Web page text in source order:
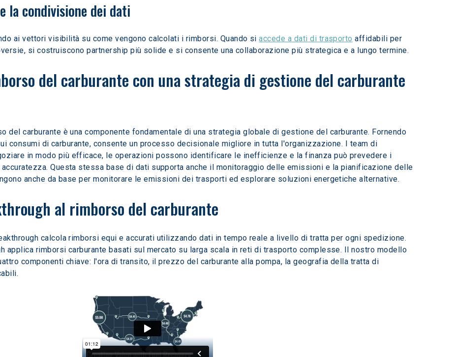
la condivisione dei dati
ai vettori visibilità su come vengono calcolati i rimborsi. Quando si accede a dati di trasporto affidabili per
si costruiscono partnership più solide e si consente una collaborazione più strategica e a lungo termine.
del carburante con una strategia di gestione del carburante
del carburante è una componente fondamentale di una strategia globale di gestione del carburante. Fornendo
consumi di carburante, consente un processo decisionale migliore in tutta l'organizzazione. I team di
in modo più efficace, le operazioni possono identificare le inefficienze e la finanza può prevedere i
Questa stessa base di dati supporta anche il monitoraggio delle emissioni e la pianificazione delle
anche da base per monitorare le emissioni dei trasporti ed esplorare soluzioni energetiche alternative.
al rimborso del carburante
calcola rimborsi equi e accurati utilizzando dati in tempo reale a livello di tratta per ogni spedizione.
applica rimborsi carburante basati sul mercato su larga scala in reti di trasporto complesse. Il nostro modello
componenti chiave: l'ora di transito, il prezzo del carburante alla pompa, la geografia della tratta di